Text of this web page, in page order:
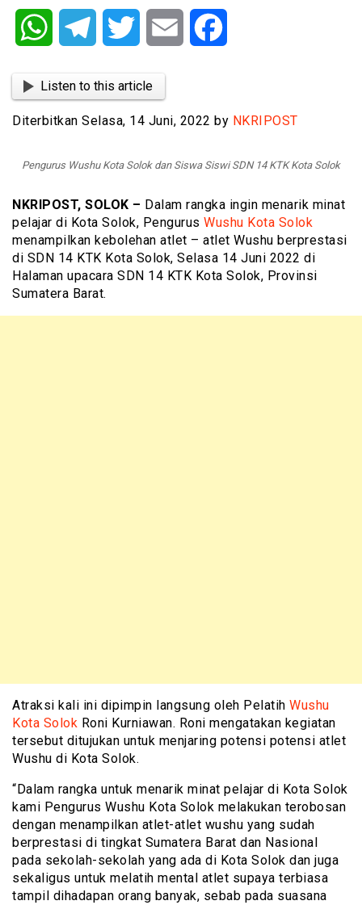
WhatsAppTelegram Twitter Email
Listen to this article
Diterbitkan Selasa, 14 Juni, 2022 by NKRIPOST
Pengurus Wushu Kota Solok dan Siswa Siswi SDN 14 KTK Kota Solok
NKRIPOST, SOLOK – Dalam rangka ingin menarik minat
pelajar di Kota Solok, Pengurus Wushu Kota Solok
menampilkan kebolehan atlet – atlet Wushu berprestasi
di SDN 14 KTK Kota Solok, Selasa 14 Juni 2022 di
Halaman upacara SDN 14 KTK Kota Solok, Provinsi
Sumatera Barat.
Atraksi kali ini dipimpin langsung oleh Pelatih Wushu
Kota Solok Roni Kurniawan. Roni mengatakan kegiatan
tersebut ditujukan untuk menjaring potensi potensi atlet
Wushu di Kota Solok.
“Dalam rangka untuk menarik minat pelajar di Kota Solok
kami Pengurus Wushu Kota Solok melakukan terobosan
dengan menampilkan atlet-atlet wushu yang sudah
berprestasi di tingkat Sumatera Barat dan Nasional
pada sekolah-sekolah yang ada di Kota Solok dan juga
sekaligus untuk melatih mental atlet supaya terbiasa
tampil dihadapan orang banyak, sebab pada suasana